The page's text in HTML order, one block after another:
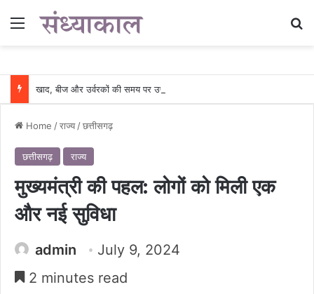
Menu
Home /राज्य /छत्तीसगढ़
छत्तीसगढ़ राज्य
मुख्यमंत्री की पहल: लोगों को मिली एक
और नई सुविधा
admin
July 9, 2024
2 minutes read